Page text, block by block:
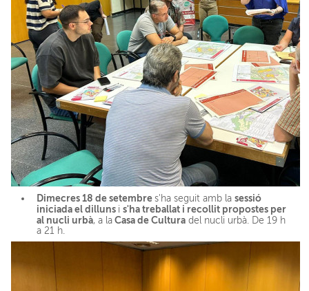
Dimecres 18 de setembres'ha seguit amb lasessió
iniciada el dilluns is'ha treballat i recollit propostes per
al nucli urbà, a la Casa de Cultura del nucli urbà. De 19 h
a 21 h.